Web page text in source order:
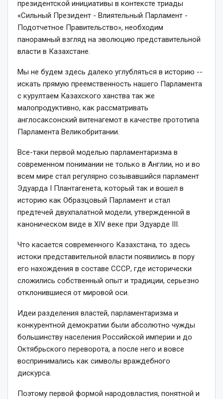
президентской инициативы в контексте триады
«Сильный Президент -­ Влиятельный Парламент ­
Подотчетное Правительство», необходим
панорамный взгляд на эволюцию представительной
власти в Казахстане.
Мы не будем здесь далеко углубляться в историю -­
искать прямую преемственность нашего Парламента
с курултаем Казахского ханства так же
малопродуктивно, как рассмат­ривать
англосаксонский витенагемот в качестве прототипа
Парламента Великобритании.
Все-­таки первой моделью парламентаризма в
современном понимании не только в Англии, но и во
всем мире стал регулярно созывавшийся парламент
Эдуарда I Плантагенета, который так и вошел в
историю как Образцовый Парламент и стал
предтечей двухпалатной модели, утвержденной в
каноническом виде в XIV веке при Эдуарде III.
Что касается современного Казахстана, то здесь
истоки представительной власти по­явились в пору
его нахождения в составе СССР, где исторически
сложились собственный опыт и традиции, серьезно
отклонившиеся от мировой оси.
Идеи разделения властей, парламентаризма и
конкурент­ной демократии были абсолютно чужды
большинству населения Российской империи и до
Октябрьского переворота, а после него и вовсе
воспринимались как символы враждебного
дискурса.
Поэтому первой формой народовластия, понятной и